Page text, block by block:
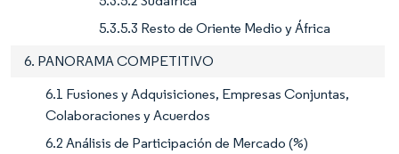
5.3.5.3 Resto de Oriente Medio y África
6. PANORAMA COMPETITIVO
6.1 Fusiones y Adquisiciones, Empresas Conjuntas,
Colaboraciones y Acuerdos
6.2 Análisis de Participación de Mercado (%)